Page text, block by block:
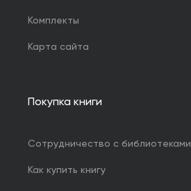
Комплекты
Карта сайта
Покупка книги
Сотрудничество с библиотеками
Как купить книгу